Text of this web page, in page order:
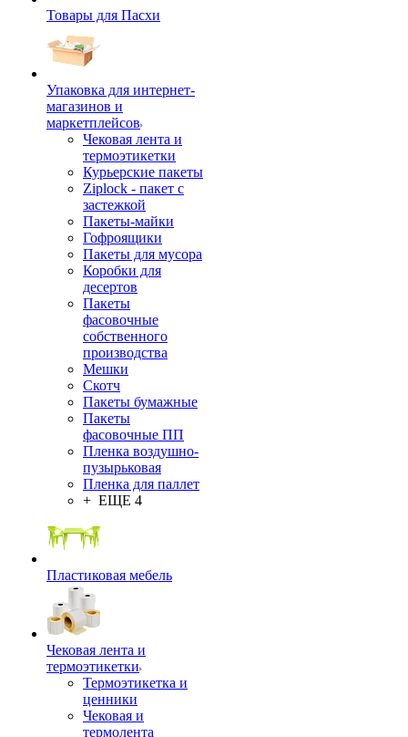
Товары для Пасхи
Упаковка для интернет-
магазинов и
маркетплейсов
Чековая лента и
термоэтикетки
Курьерские пакеты
Ziplock - пакет с
застежкой
Пакеты-майки
Гофроящики
Пакеты для мусора
Коробки для
десертов
Пакеты
фасовочные
собственного
производства
Мешки
Скотч
Пакеты бумажные
Пакеты
фасовочные ПП
Пленка воздушно-
пузырьковая
Пленка для паллет
+ ЕЩЕ 4
Пластиковая мебель
Чековая лента и
термоэтикетки
Термоэтикетка и
ценники
Чековая и
термолента